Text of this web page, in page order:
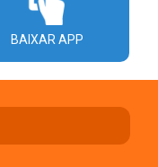
BAIXAR APP